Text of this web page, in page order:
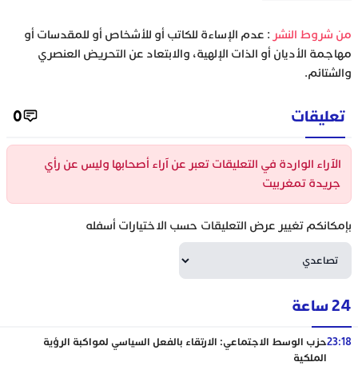
‫من شروط النشر : عدم الإساءة للكاتب أو للأشخاص أو للمقدسات أو
مهاجمة الأديان أو الذات الإلهية، والابتعاد عن التحريض العنصري
والشتائم.
تعليقات 0
الآراء الواردة في التعليقات تعبر عن آراء أصحابها وليس عن رأي
جريدة تمغربيت
بإمكانكم تغيير عرض التعليقات حسب الاختيارات أسفله
24 ساعة
23:18حزب الوسط الاجتماعي: الارتقاء بالفعل السياسي لمواكبة الرؤية
الملكية